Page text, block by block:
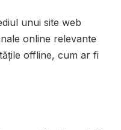
unui site web
online relevante
offline, cum ar fi